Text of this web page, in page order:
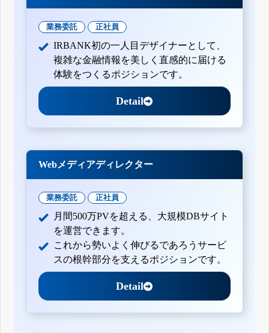
業務委託 正社員
IRBANK初の一人目デザイナーとして、
複雑な金融情報を美しく直感的に届ける
体験をつくるポジションです。
Detail
Webメディアディレクター
業務委託 正社員
月間500万PVを超える、大規模DBサイト
を運営できます。
これから勢いよく伸びるであろうサービ
スの根幹部分を支えるポジションです。
Detail